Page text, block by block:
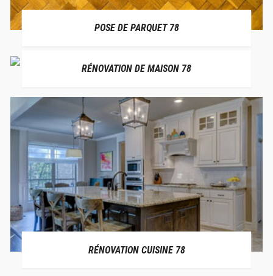
POSE DE PARQUET 78
RÉNOVATION DE MAISON 78
RÉNOVATION CUISINE 78